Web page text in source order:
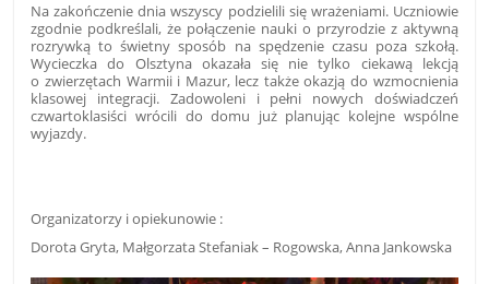
Na zakończenie dnia wszyscy podzielili się wrażeniami. Uczniowie
zgodnie podkreślali, że połączenie nauki o przyrodzie z aktywną
rozrywką to świetny sposób na spędzenie czasu poza szkołą.
Wycieczka do Olsztyna okazała się nie tylko ciekawą lekcją
o zwierzętach Warmii i Mazur, lecz także okazją do wzmocnienia
klasowej integracji. Zadowoleni i pełni nowych doświadczeń
czwartoklasiści wrócili do domu już planując kolejne wspólne
wyjazdy.
Organizatorzy i opiekunowie :
Dorota Gryta, Małgorzata Stefaniak – Rogowska, Anna Jankowska